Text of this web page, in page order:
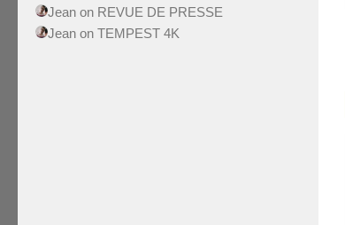
Jean on REVUE DE PRESSE
Jean on TEMPEST 4K